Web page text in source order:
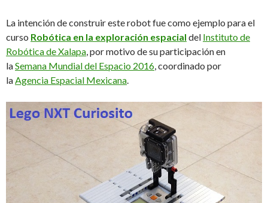
La intención de construir este robot fue como ejemplo para el
curso Robótica en la exploración espacial del Instituto de
Robótica de Xalapa, por motivo de su participación en
laSemana Mundial del Espacio 2016, coordinado por
laAgencia Espacial Mexicana.